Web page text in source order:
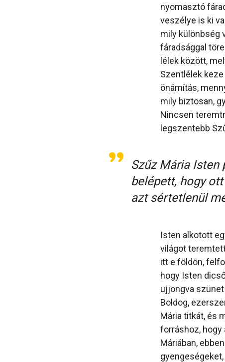
nyomasztó
veszélye is ki
mily különbség
fáradsággal
lélek között,
Szentlélek
önámítás,
mily biztosan,
Nincsen
legszentebb
Szűz Mária
belépett, hogy
azt sértetlenül
Isten alkotott
világot
itt e földön,
hogy Isten
ujjongva
Boldog,
Mária titkát, és
forráshoz, hogy
Máriában,